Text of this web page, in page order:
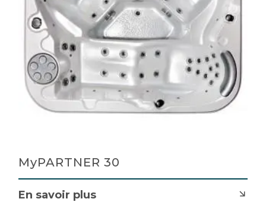
MyPARTNER 30
En savoir plus